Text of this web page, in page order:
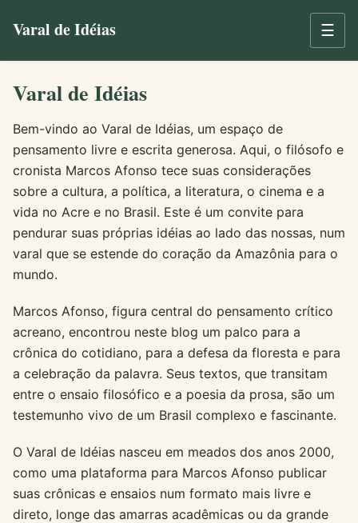
Varal de Idéias ☰
Varal de Idéias
Bem-vindo ao Varal de Idéias, um espaço de
pensamento livre e escrita generosa. Aqui, o filósofo e
cronista Marcos Afonso tece suas considerações
sobre a cultura, a política, a literatura, o cinema e a
vida no Acre e no Brasil. Este é um convite para
pendurar suas próprias idéias ao lado das nossas, num
varal que se estende do coração da Amazônia para o
mundo.
Marcos Afonso, figura central do pensamento crítico
acreano, encontrou neste blog um palco para a
crônica do cotidiano, para a defesa da floresta e para
a celebração da palavra. Seus textos, que transitam
entre o ensaio filosófico e a poesia da prosa, são um
testemunho vivo de um Brasil complexo e fascinante.
O Varal de Idéias nasceu em meados dos anos 2000,
como uma plataforma para Marcos Afonso publicar
suas crônicas e ensaios num formato mais livre e
direto, longe das amarras acadêmicas ou da grande